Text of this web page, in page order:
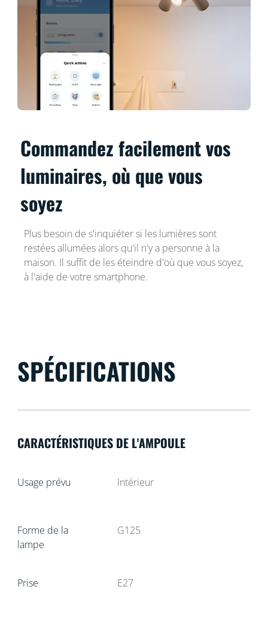
Commandez facilement vos
luminaires, où que vous
soyez
Plus besoin de s'inquiéter si les lumières sont
restées allumées alors qu'il n'y a personne à la
maison. Il suffit de les éteindre d'où que vous soyez,
à l'aide de votre smartphone.
SPÉCIFICATIONS
CARACTÉRISTIQUES DE L'AMPOULE
Usage prévu Intérieur
Forme de la
lampe
G125
Prise E27